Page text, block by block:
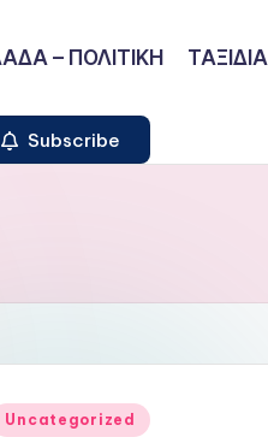
– ΠΟΛΙΤΙΚΗ ΤΑΞΙΔΙΑ
Subscribe
Uncategorized